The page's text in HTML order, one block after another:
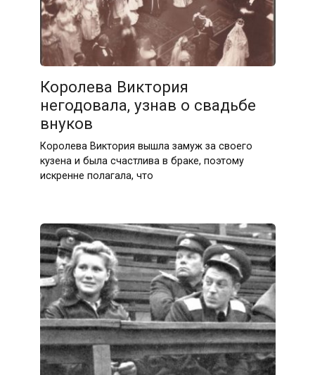
Королева Виктория
негодовала, узнав о свадьбе
внуков
Королева Виктория вышла замуж за своего
кузена и была счастлива в браке, поэтому
искренне полагала, что